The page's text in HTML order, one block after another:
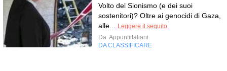
Volto del Sionismo (e dei suoi
sostenitori)? Oltre ai genocidi di Gaza,
alle...
Leggere il seguito
Da Appuntiitaliani
DA CLASSIFICARE